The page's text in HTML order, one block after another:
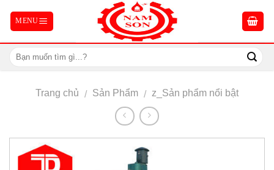
Trang chủ / Sản Phẩm / z_Sản phẩm nổi bật